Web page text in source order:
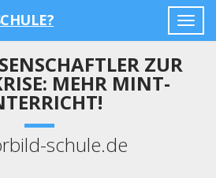
ZUR
MEHR MINT-
schule.de